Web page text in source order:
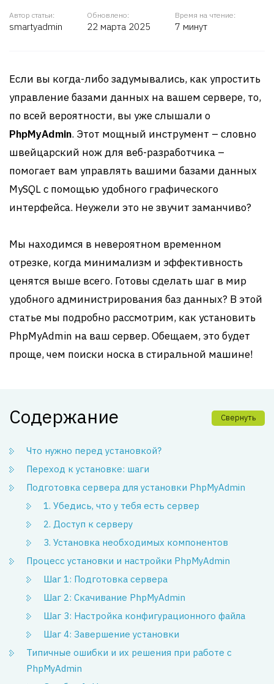
Автор статьи:
smartyadmin
Обновлено:
22 марта 2025
Время на чтение:
7 минут
Если вы когда-либо задумывались, как упростить
управление базами данных на вашем сервере, то,
по всей вероятности, вы уже слышали о
PhpMyAdmin. Этот мощный инструмент – словно
швейцарский нож для веб-разработчика –
помогает вам управлять вашими базами данных
MySQL с помощью удобного графического
интерфейса. Неужели это не звучит заманчиво?
Мы находимся в невероятном временном
отрезке, когда минимализм и эффективность
ценятся выше всего. Готовы сделать шаг в мир
удобного администрирования баз данных? В этой
статье мы подробно рассмотрим, как установить
PhpMyAdmin на ваш сервер. Обещаем, это будет
проще, чем поиски носка в стиральной машине!
Содержание Свернуть
Что нужно перед установкой?
Переход к установке: шаги
Подготовка сервера для установки PhpMyAdmin
1. Убедись, что у тебя есть сервер
2. Доступ к серверу
3. Установка необходимых компонентов
Процесс установки и настройки PhpMyAdmin
Шаг 1: Подготовка сервера
Шаг 2: Скачивание PhpMyAdmin
Шаг 3: Настройка конфигурационного файла
Шаг 4: Завершение установки
Типичные ошибки и их решения при работе с
PhpMyAdmin